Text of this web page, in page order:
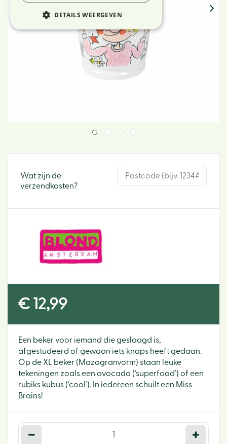
Wat zijn de
verzendkosten?
€ 12,99
Een beker voor iemand die geslaagd is,
afgestudeerd of gewoon iets knaps heeft gedaan.
Op de XL beker (Mazagranvorm) staan leuke
tekeningen zoals een avocado (‘superfood’) of een
rubiks kubus (‘cool’). In iedereen schuilt een Miss
Brains!
DETAILS WEERGEVEN